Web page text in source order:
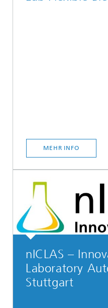
MEHR INFO
nICLAS –
Laboratory
Stuttgart